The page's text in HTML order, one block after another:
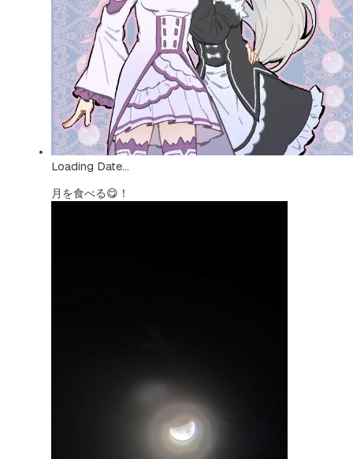
Loading Date...
月を食べる😋！